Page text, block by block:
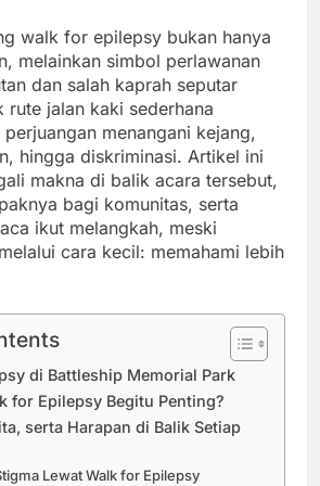
walk for epilepsy bukan hanya
melainkan simbol perlawanan
dan salah kaprah seputar
rute jalan kaki sederhana
menangani kejang,
hingga diskriminasi. Artikel ini
makna di balik acara tersebut,
bagi komunitas, serta
ikut melangkah, meski
cara kecil: memahami lebih
di Battleship Memorial Park
for Epilepsy Begitu Penting?
serta Harapan di Balik Setiap
Lewat Walk for Epilepsy